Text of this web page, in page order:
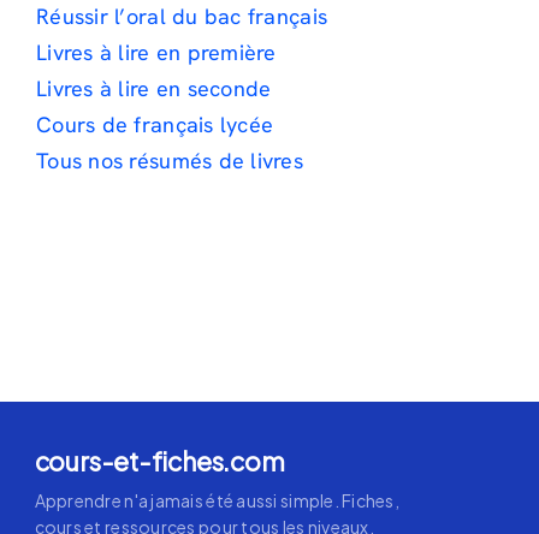
Réussir l’oral du bac français
Livres à lire en première
Livres à lire en seconde
Cours de français lycée
Tous nos résumés de livres
cours-et-fiches.com
Apprendre n'a jamais été aussi simple. Fiches,
cours et ressources pour tous les niveaux.